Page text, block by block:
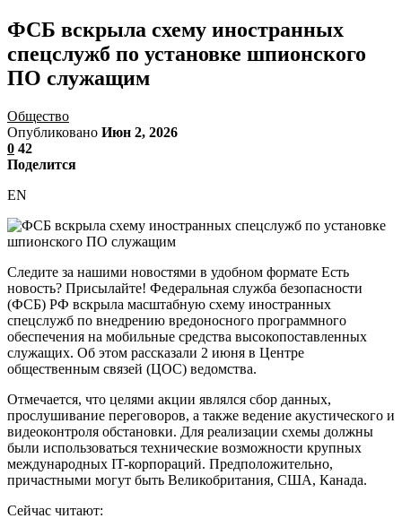
ФСБ вскрыла схему иностранных
спецслужб по установке шпионского
ПО служащим
Общество
Опубликовано Июн 2, 2026
0 42
Поделится
EN
Следите за нашими новостями в удобном формате Есть
новость? Присылайте! Федеральная служба безопасности
(ФСБ) РФ вскрыла масштабную схему иностранных
спецслужб по внедрению вредоносного программного
обеспечения на мобильные средства высокопоставленных
служащих. Об этом рассказали 2 июня в Центре
общественным связей (ЦОС) ведомства.
Отмечается, что целями акции являлся сбор данных,
прослушивание переговоров, а также ведение акустического и
видеоконтроля обстановки. Для реализации схемы должны
были использоваться технические возможности крупных
международных IT-корпораций. Предположительно,
причастными могут быть Великобритания, США, Канада.
Сейчас читают: